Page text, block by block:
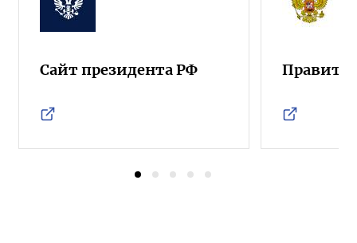
Сайт президента РФ